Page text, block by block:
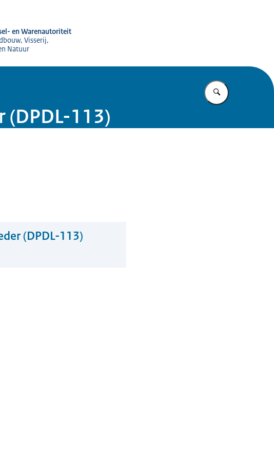
en Warenautoriteit
Visserij,
Natuur
Vul in wat u
(DPDL-113)
(DPDL-113)